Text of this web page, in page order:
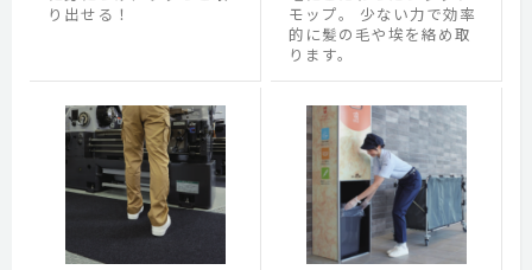
り出せる！
モップ。 少ない力で効率
的に髪の毛や埃を絡め取
ります。